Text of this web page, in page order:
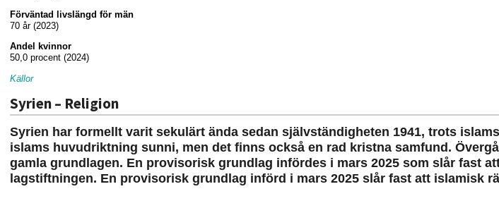
Förväntad livslängd för män
70 år (2023)
Andel kvinnor
50,0 procent (2024)
Källor
Syrien – Religion
Syrien har formellt varit sekulärt ända sedan självständigheten 1941, trots
islams huvudriktning sunni, men det finns också en rad kristna samfund.
gamla grundlagen. En provisorisk grundlag infördes i mars 2025 som slår fast
lagstiftningen. En provisorisk grundlag införd i mars 2025 slår fast att islamisk